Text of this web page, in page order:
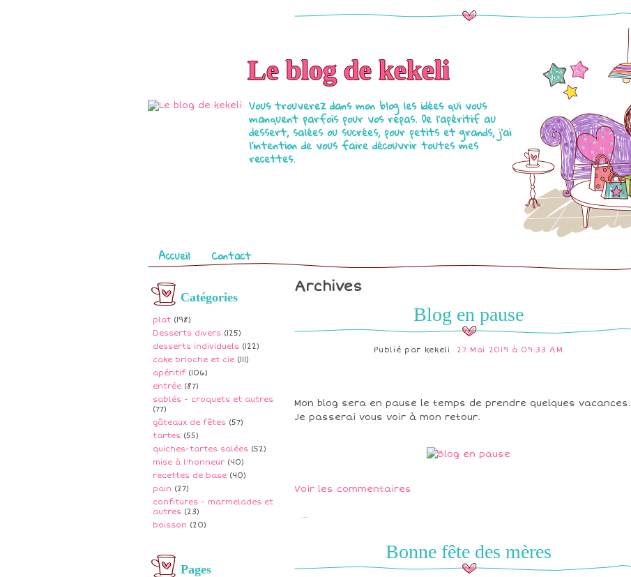
Le blog de kekeli
Vous trouverez dans mon blog les idées qui vous
manquent parfois pour vos repas. De l'apéritif au
dessert, salées ou sucrées, pour petits et grands, j'ai
l'intention de vous faire découvrir toutes mes
recettes.
Pages
Accueil Contact
Catégories
plat (198)
Desserts divers (125)
desserts individuels (122)
cake brioche et cie (111)
apéritif (106)
entrée (87)
sablés - croquets et autres
(77)
gâteaux de fêtes (57)
tartes (55)
quiches-tartes salées (52)
mise à l'honneur (40)
recettes de base (40)
pain (27)
confitures - marmelades et
autres (23)
boisson (20)
Pages
Archives
Blog en pause
Publié par kekeli 27 Mai 2019 à 09:33 AM
Mon blog sera en pause le temps de prendre quelques vacances.
Je passerai vous voir à mon retour.
Voir les commentaires
…
Bonne fête des mères